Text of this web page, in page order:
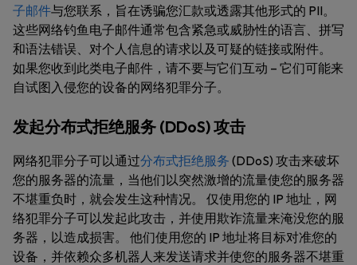
子邮件与您联系，旨在诱骗您汇款或透露其他形式的 PII。
这些网络钓鱼电子邮件通常包含紧急或威胁性的语言、拼写
和语法错误、对个人信息的请求以及可疑的链接或附件。
如果您收到此类电子邮件，请不要与它们互动 – 它们可能来
自试图入侵您的设备的网络犯罪分子。
发起分布式拒绝服务 (DDoS) 攻击
网络犯罪分子可以通过分布式拒绝服务 (DDoS) 攻击来破坏
您的服务器的流量，当他们以突然激增的流量使您的服务器
不堪重负时，就会发生这种情况。 仅使用您的 IP 地址，网
络犯罪分子可以发起此攻击，并使用欺诈流量来淹没您的服
务器，以造成损害。 他们使用您的 IP 地址将目标对准您的
设备，并依赖众多机器人来发送请求并使您的服务器不堪重